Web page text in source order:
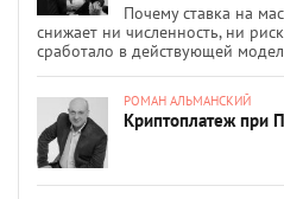
Почему ставка на
снижает ни численность, ни
сработало в действующей
РОМАН АЛЬМАНСКИЙ
Криптоплатеж при